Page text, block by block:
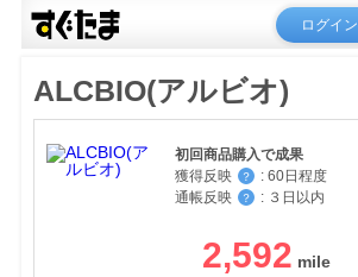
ログイン
ALCBIO(アルビオ)
初回商品購入で成果
獲得反映
？ : 60日程度
通帳反映
？ : ３日以内
2,592